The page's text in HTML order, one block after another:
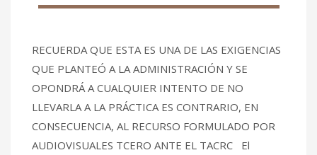
RECUERDA QUE ESTA ES UNA DE LAS EXIGENCIAS
QUE PLANTEÓ A LA ADMINISTRACIÓN Y SE
OPONDRÁ A CUALQUIER INTENTO DE NO
LLEVARLA A LA PRÁCTICA ES CONTRARIO, EN
CONSECUENCIA, AL RECURSO FORMULADO POR
AUDIOVISUALES TCERO ANTE EL TACRC El